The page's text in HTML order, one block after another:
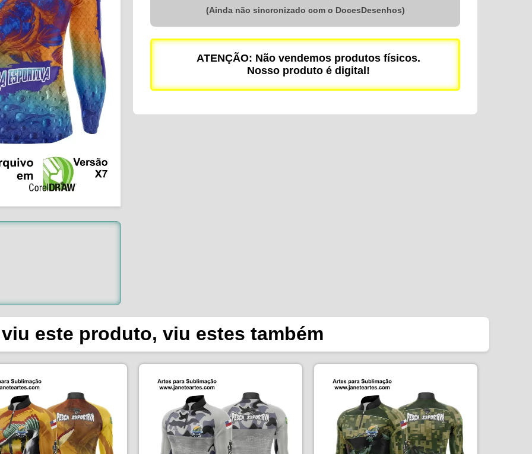
(Ainda não sincronizado com o DocesDesenhos)
ATENÇÃO: Não vendemos produtos físicos.
Nosso produto é digital!
este produto, viu estes também